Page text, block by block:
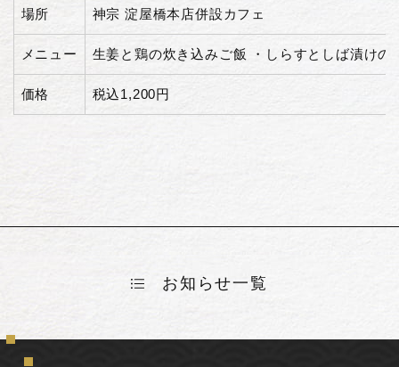
場所 神宗 淀屋橋本店併設カフェ
メニュー 生姜と鶏の炊き込みご飯 ・しらすとしば漬け
価格 税込1,200円
お知らせ一覧